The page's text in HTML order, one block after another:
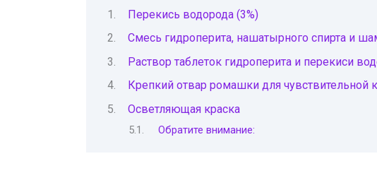
Перекись водорода (3%)
Смесь гидроперита, нашатырного спирта и
Раствор таблеток гидроперита и перекиси
Крепкий отвар ромашки для
Осветляющая краска
Обратите внимание: